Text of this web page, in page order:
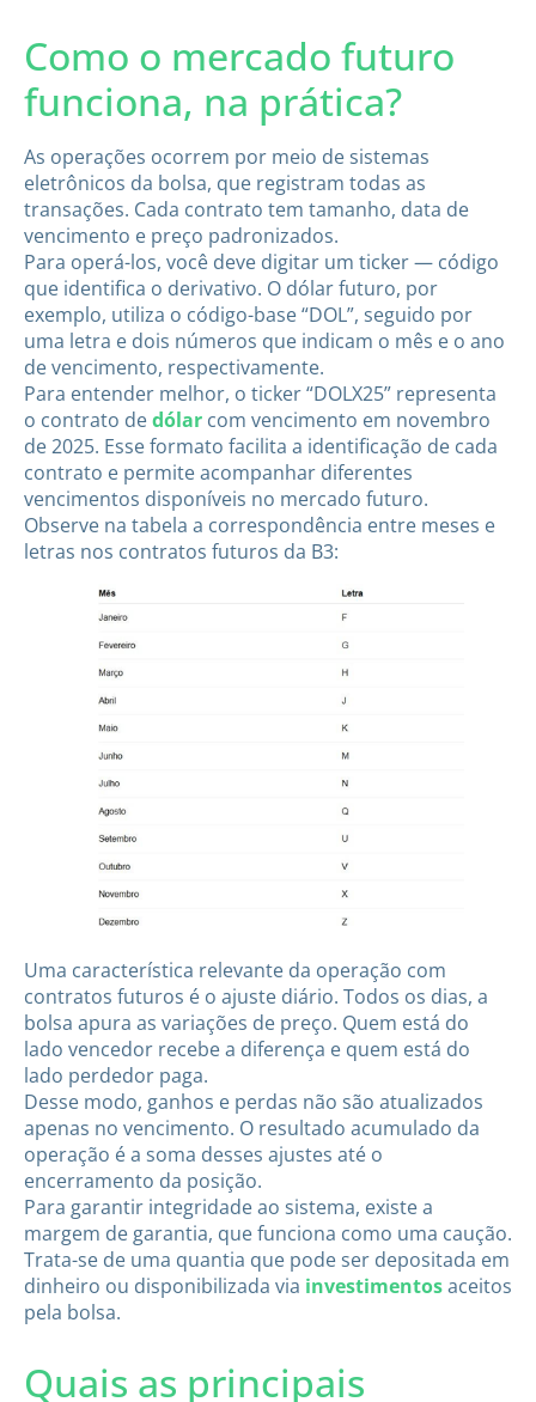
Como o mercado futuro
funciona, na prática?
As operações ocorrem por meio de sistemas
eletrônicos da bolsa, que registram todas as
transações. Cada contrato tem tamanho, data de
vencimento e preço padronizados.
Para operá-los, você deve digitar um ticker — código
que identifica o derivativo. O dólar futuro, por
exemplo, utiliza o código-base “DOL”, seguido por
uma letra e dois números que indicam o mês e o ano
de vencimento, respectivamente.
Para entender melhor, o ticker “DOLX25” representa
o contrato dedólar com vencimento em novembro
de 2025. Esse formato facilita a identificação de cada
contrato e permite acompanhar diferentes
vencimentos disponíveis no mercado futuro.
Observe na tabela a correspondência entre meses e
letras nos contratos futuros da B3:
Uma característica relevante da operação com
contratos futuros é o ajuste diário. Todos os dias, a
bolsa apura as variações de preço. Quem está do
lado vencedor recebe a diferença e quem está do
lado perdedor paga.
Desse modo, ganhos e perdas não são atualizados
apenas no vencimento. O resultado acumulado da
operação é a soma desses ajustes até o
encerramento da posição.
Para garantir integridade ao sistema, existe a
margem de garantia, que funciona como uma caução.
Trata-se de uma quantia que pode ser depositada em
dinheiro ou disponibilizada via investimentosaceitos
pela bolsa.
Quais as principais